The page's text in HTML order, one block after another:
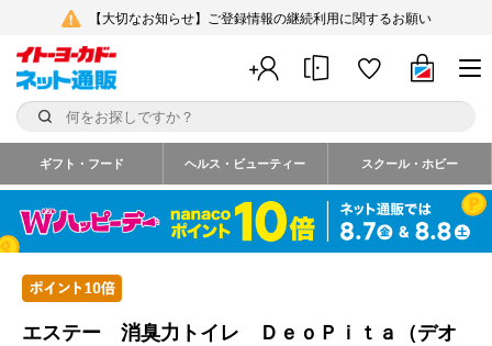
【大切なお知らせ】ご登録情報の継続利用に関するお願い
ギフト・フード ヘルス・ビューティー スクール・ホビー
エステー 消臭力トイレ ＤｅｏＰｉｔａ（デオ